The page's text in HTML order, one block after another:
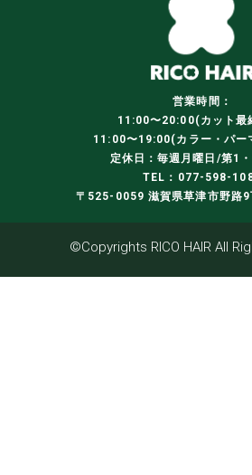
営業時間：
11:00〜20:00(カット最
11:00〜19:00(カラー・パー
定休日：毎週月曜日/第1・
TEL：077-598-
〒525-0059 滋賀県草津市野路
©Copyrights RICO HAIR All